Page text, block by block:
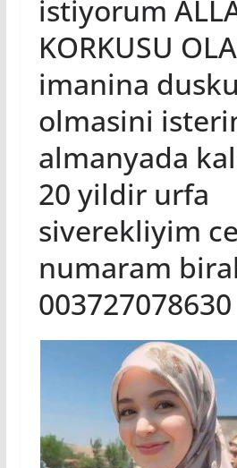
istiyorum
KORKUSU
imanina
olmasini
almanyada
20 yildir urfa
siverekliyim
numaram
003727078630